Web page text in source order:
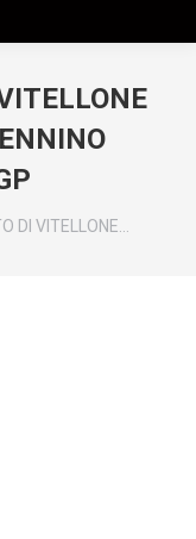
DI VITELLONE…